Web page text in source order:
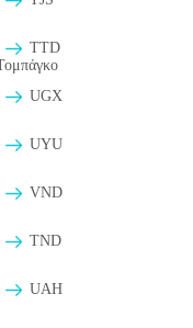
TTD
UGX
UYU
VND
TND
UAH